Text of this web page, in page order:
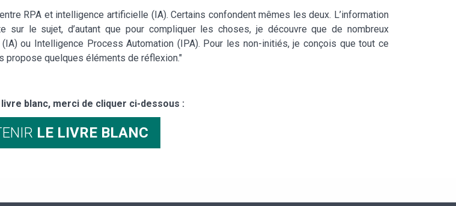
RPA et intelligence artificielle (IA). Certains confondent mêmes les deux. L’information
sur le sujet, d’autant que pour compliquer les choses, je découvre que de nombreux
ou Intelligence Process Automation (IPA). Pour les non-initiés, je conçois que tout ce
propose quelques éléments de réflexion."
blanc, merci de cliquer ci-dessous :
LE LIVRE BLANC